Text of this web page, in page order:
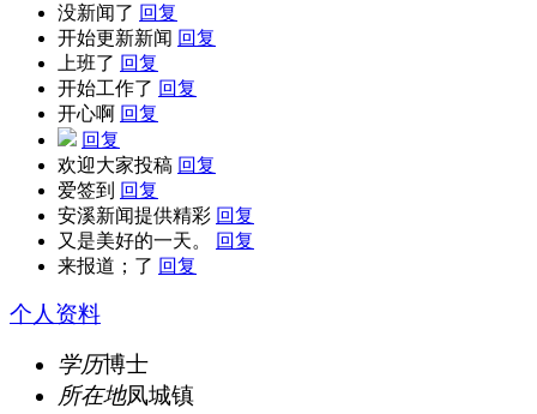
没新闻了 回复
开始更新新闻 回复
上班了 回复
开始工作了 回复
开心啊 回复
回复
欢迎大家投稿 回复
爱签到 回复
安溪新闻提供精彩 回复
又是美好的一天。
回复
来报道；了 回复
个人资料
学历博士
所在地凤城镇